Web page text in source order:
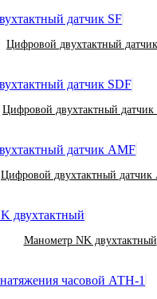
Цифровой двухтактный
Цифровой двухтактный датчик
Цифровой двухтактный датчик
Манометр NK двухтактный